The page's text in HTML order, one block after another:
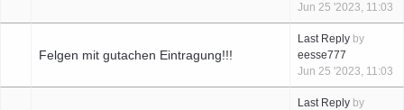
Jun 25 '2023, 11:03
Felgen mit gutachen Eintragung!!!
Last Reply by
eesse777
Jun 25 '2023, 11:03
Last Reply by